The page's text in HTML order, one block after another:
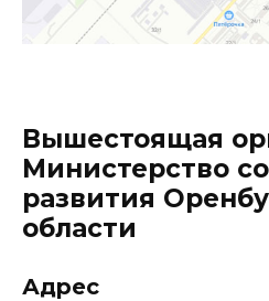
Вышестоящая
Министерство
развития
области
Адрес